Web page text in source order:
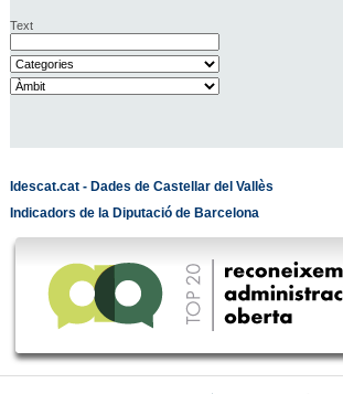
Text
Idescat.cat - Dades de Castellar del Vallès
Indicadors de la Diputació de Barcelona